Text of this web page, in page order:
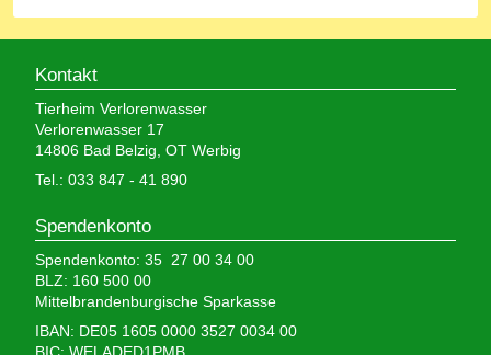
Kontakt
Tierheim Verlorenwasser
Verlorenwasser 17
14806 Bad Belzig, OT Werbig
Tel.: 033 847 - 41 890
Spendenkonto
Spendenkonto: 35 27 00 34 00
BLZ: 160 500 00
Mittelbrandenburgische Sparkasse
IBAN: DE05 1605 0000 3527 0034 00